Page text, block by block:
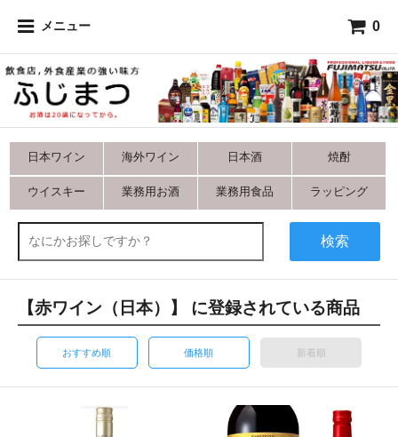
メニュー 0
日本ワイン 海外ワイン 日本酒 焼酎
ウイスキー 業務用お酒 業務用食品 ラッピング
検索
【赤ワイン（日本）】 に登録されている商品
おすすめ順 価格順 新着順